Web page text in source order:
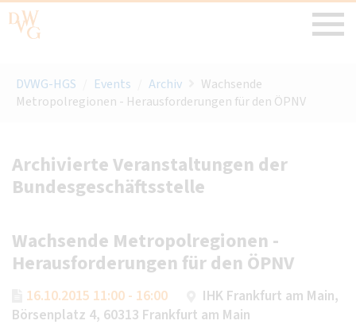
DVWG-HGS Events Archiv
Wachsende
Metropolregionen - Herausforderungen für den ÖPNV
Archivierte Veranstaltungen der
Bundesgeschäftsstelle
Wachsende Metropolregionen -
Herausforderungen für den ÖPNV
16.10.2015 11:00 - 16:00
IHK Frankfurt am Main,
Börsenplatz 4, 60313 Frankfurt am Main